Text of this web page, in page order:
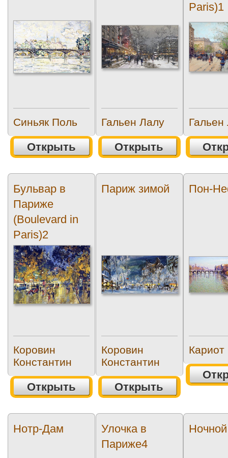
Синьяк Поль
Открыть
Гальен Лалу
Открыть
Paris)1
Гальен
Бульвар в
Париже
(Boulevard in
Paris)2
Коровин
Константин
Открыть
Париж зимой
Коровин
Константин
Открыть
Пон-
Кариот
Нотр-Дам
Улочка в
Париже4